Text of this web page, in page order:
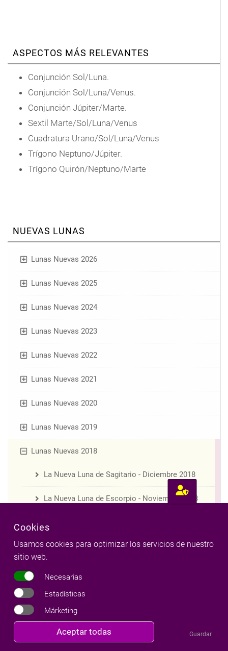
ASPECTOS MÁS RELEVANTES
Conjunción Sol/Luna.
Conjunción Sol/Luna/Venus.
Conjunción Júpiter/Marte.
Sextil Marte/Sol/Luna/Venus
Cuadratura Urano/Sol/Luna/Venus
Trígono Neptuno/Júpiter.
Trígono Quirón/Neptuno/Marte
NUEVAS LUNAS
Lunas Nuevas 2026
Lunas Nuevas 2025
Lunas Nuevas 2024
Lunas Nuevas 2023
Lunas Nuevas 2022
Lunas Nuevas 2021
Lunas Nuevas 2020
Lunas Nuevas 2019
Lunas Nuevas 2018
La Nueva Luna de Sagitario - Diciembre 2018
La Nueva Luna de Escorpio - Noviembre 2018
La Nueva Luna de Virgo - Septiembre 2018
La Nueva Luna de Cáncer - Julio 2018
La Nueva Luna de Tauro - Mayo 2018
Cookies
Usamos cookies para optimizar los servicios de nuestro
sitio web.
Necesarias
Estadísticas
Márketing
Aceptar todas Guardar